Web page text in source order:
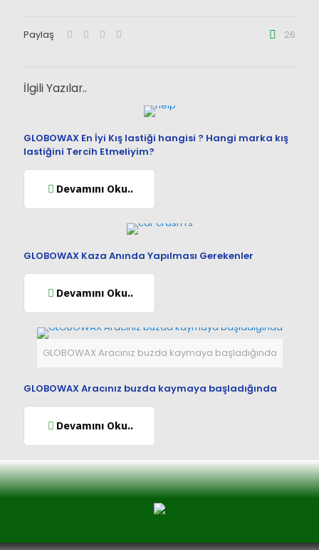
Paylaş 26
İlgili Yazılar..
GLOBOWAX En İyi Kış lastiği hangisi ? Hangi marka kış
lastiğini Tercih Etmeliyim?
Devamını Oku..
GLOBOWAX Kaza Anında Yapılması Gerekenler
Devamını Oku..
GLOBOWAX Aracınız buzda kaymaya başladığında
GLOBOWAX Aracınız buzda kaymaya başladığında
Devamını Oku..